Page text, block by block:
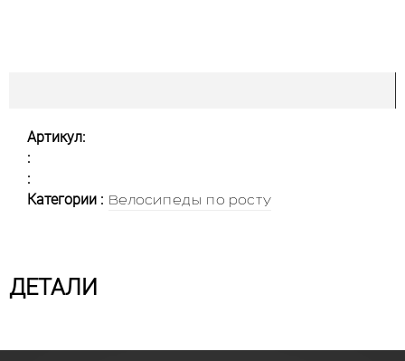
Артикул:
:
:
Категории : Велосипеды по росту
ДЕТАЛИ